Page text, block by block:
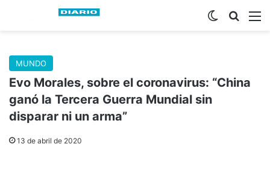
Buscar
Switch skin
MUNDO
Evo Morales, sobre el coronavirus: “China
ganó la Tercera Guerra Mundial sin
disparar ni un arma”
13 de abril de 2020